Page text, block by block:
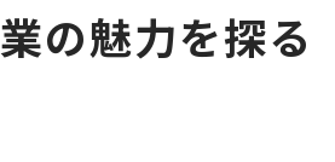
制度の魅力
長の実現
の魅力を探る